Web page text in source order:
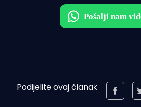
Podijelite ovaj članak